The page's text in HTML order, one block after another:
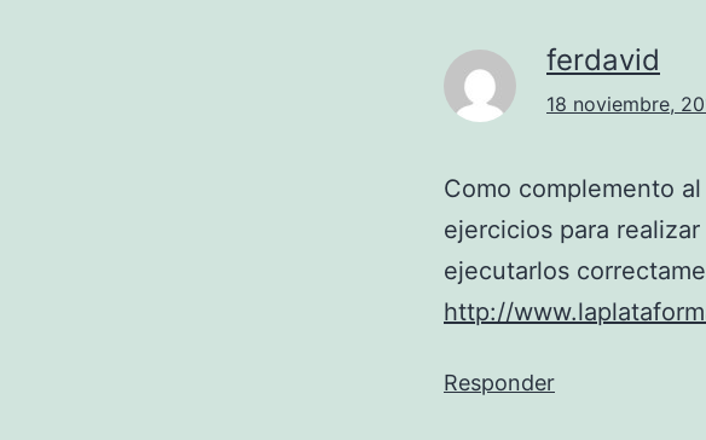
ferdavid
18 noviembre,
Como complemento
ejercicios para
ejecutarlos
http://
Responder